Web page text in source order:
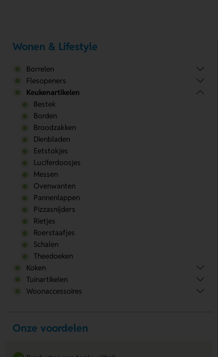
Wonen & Lifestyle
Borrelen
Flesopeners
Keukenartikelen
Bestek
Borden
Broodzakken
Dienbladen
Eetstokjes
Luciferdoosjes
Messen
Ovenwanten
Pannenlappen
Pizzasnijders
Rietjes
Roerstaafjes
Schalen
Theedoeken
Koken
Tuinartikelen
Woonaccessoires
Onze voordelen